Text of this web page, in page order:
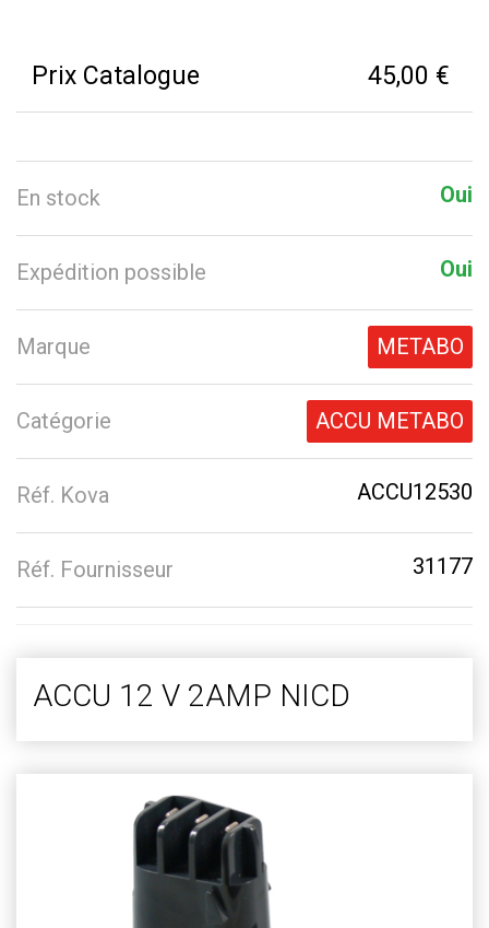
Prix Catalogue 45,00 €
En stock Oui
Expédition possible Oui
Marque METABO
Catégorie ACCU METABO
Réf. Kova ACCU12530
Réf. Fournisseur 31177
ACCU 12 V 2AMP NICD